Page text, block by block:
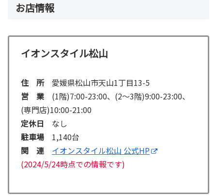
お店情報
イオンスタイル松山
住 所愛媛県松山市天山1丁目13-5
営 業 (1階)7:00-23:00、(2～3階)9:00-23:00、
(専門店)10:00-21:00
定休日 なし
駐車場 1,140台
関 連
イオンスタイル松山 公式HP
(2024/5/24時点での情報です)